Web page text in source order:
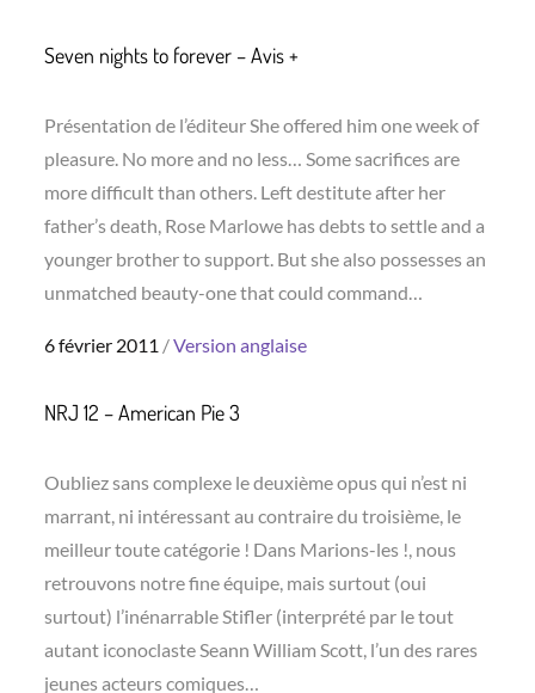
Seven nights to forever – Avis +
Présentation de l’éditeur She offered him one week of
pleasure. No more and no less… Some sacrifices are
more difficult than others. Left destitute after her
father’s death, Rose Marlowe has debts to settle and a
younger brother to support. But she also possesses an
unmatched beauty-one that could command…
Posted
6 février 2011 Version anglaise
NRJ 12 – American Pie 3
Oubliez sans complexe le deuxième opus qui n’est ni
marrant, ni intéressant au contraire du troisième, le
meilleur toute catégorie ! Dans Marions-les !, nous
retrouvons notre fine équipe, mais surtout (oui
surtout) l’inénarrable Stifler (interprété par le tout
autant iconoclaste Seann William Scott, l’un des rares
jeunes acteurs comiques…